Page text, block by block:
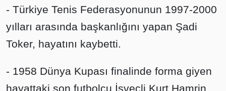
- Türkiye Tenis Federasyonunun 1997-2000
yılları arasında başkanlığını yapan Şadi
Toker, hayatını kaybetti.
- 1958 Dünya Kupası finalinde forma giyen
hayattaki son futbolcu İsveçli Kurt Hamrin,